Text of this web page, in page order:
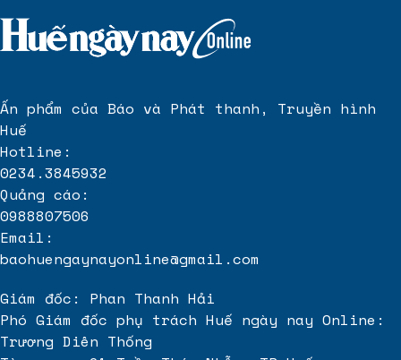
Ấn phẩm của Báo và Phát thanh, Truyền hình
Huế
Hotline:
0234.3845932
Quảng cáo:
0988807506
Email:
baohuengaynayonline@gmail.com
Giám đốc: Phan Thanh Hải
Phó Giám đốc phụ trách Huế ngày nay Online:
Trương Diên Thống